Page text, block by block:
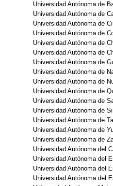
Universidad Autónoma de
Universidad Autónoma de
Universidad Autónoma de
Universidad Autónoma de
Universidad Autónoma de
Universidad Autónoma de
Universidad Autónoma de
Universidad Autónoma de
Universidad Autónoma de
Universidad Autónoma de
Universidad Autónoma de
Universidad Autónoma de
Universidad Autónoma de
Universidad Autónoma de
Universidad Autónoma de
Universidad Autónoma del
Universidad Autónoma del
Universidad Autónoma del
Universidad Autónoma del